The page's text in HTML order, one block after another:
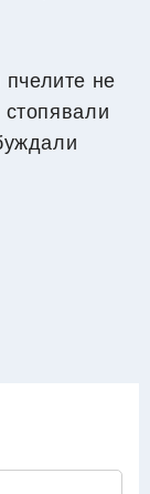
пчелите не